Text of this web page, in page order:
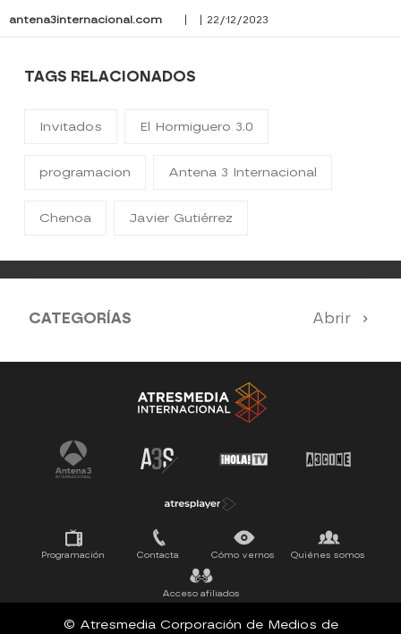
antena3internacional.com | | 22/12/2023
TAGS RELACIONADOS
Invitados El Hormiguero 3.0
programacion Antena 3 Internacional
Chenoa Javier Gutiérrez
CATEGORÍAS Abrir
Antena 3 Noticias El Hormiguero
Tu cara me suena Pasapalabra
Programación Contacta Cómo vernos Quiénes somos
Acceso afiliados
© Atresmedia Corporación de Medios de